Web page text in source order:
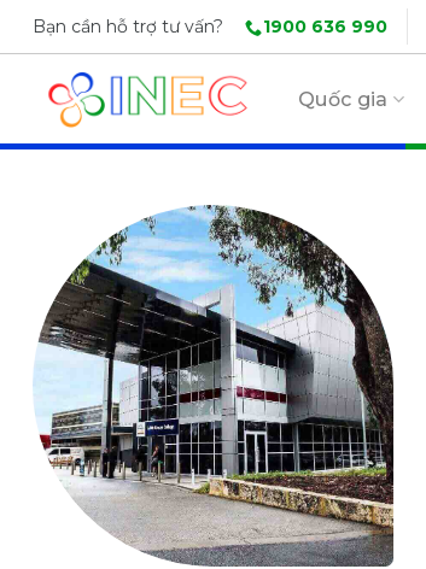
Skip
content
Bạn cần hỗ trợ tư vấn? 1900 636 990
Quốc gia